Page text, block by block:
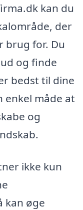
kan du
der
brug for. Du
og finde
bedst til dine
enkel måde at
og
ikke kun
kan øge